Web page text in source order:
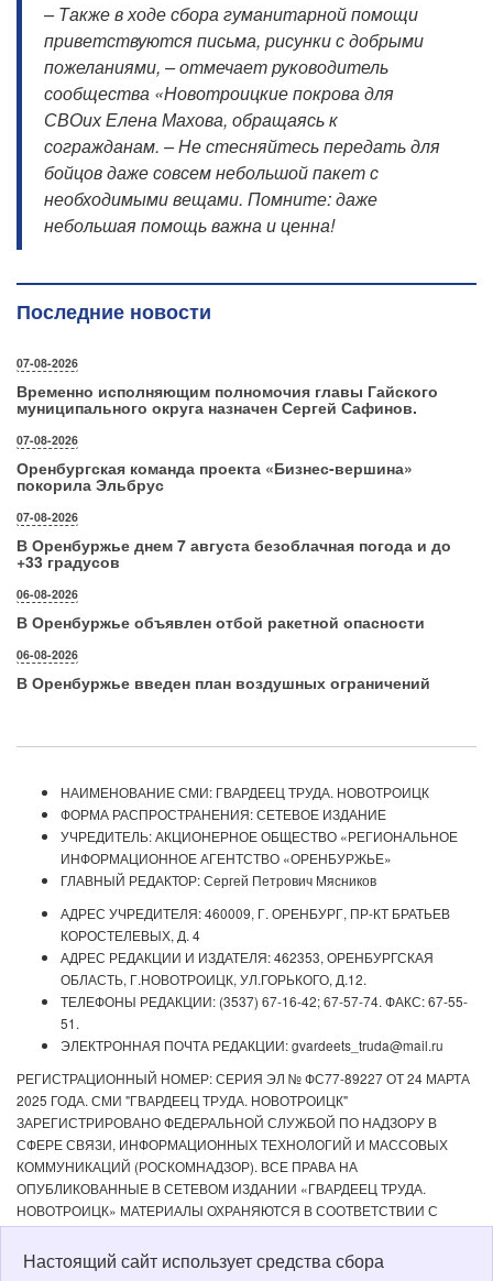
– Также в ходе сбора гуманитарной помощи
приветствуются письма, рисунки с добрыми
пожеланиями, – отмечает руководитель
сообщества «Новотроицкие покрова для
СВОих Елена Махова, обращаясь к
согражданам. – Не стесняйтесь передать для
бойцов даже совсем небольшой пакет с
необходимыми вещами. Помните: даже
небольшая помощь важна и ценна!
Последние новости
07-08-2026
Временно исполняющим полномочия главы Гайского
муниципального округа назначен Сергей Сафинов.
07-08-2026
Оренбургская команда проекта «Бизнес‑вершина»
покорила Эльбрус
07-08-2026
В Оренбуржье днем 7 августа безоблачная погода и до
+33 градусов
06-08-2026
В Оренбуржье объявлен отбой ракетной опасности
06-08-2026
В Оренбуржье введен план воздушных ограничений
НАИМЕНОВАНИЕ СМИ: ГВАРДЕЕЦ ТРУДА. НОВОТРОИЦК
ФОРМА РАСПРОСТРАНЕНИЯ: СЕТЕВОЕ ИЗДАНИЕ
УЧРЕДИТЕЛЬ: АКЦИОНЕРНОЕ ОБЩЕСТВО «РЕГИОНАЛЬНОЕ
ИНФОРМАЦИОННОЕ АГЕНТСТВО «ОРЕНБУРЖЬЕ»
ГЛАВНЫЙ РЕДАКТОР: Сергей Петрович Мясников
АДРЕС УЧРЕДИТЕЛЯ: 460009, Г. ОРЕНБУРГ, ПР-КТ БРАТЬЕВ
КОРОСТЕЛЕВЫХ, Д. 4
АДРЕС РЕДАКЦИИ И ИЗДАТЕЛЯ: 462353, ОРЕНБУРГСКАЯ
ОБЛАСТЬ, Г.НОВОТРОИЦК, УЛ.ГОРЬКОГО, Д.12.
ТЕЛЕФОНЫ РЕДАКЦИИ: (3537) 67-16-42; 67-57-74. ФАКС: 67-55-
51.
ЭЛЕКТРОННАЯ ПОЧТА РЕДАКЦИИ: gvardeets_truda@mail.ru
РЕГИСТРАЦИОННЫЙ НОМЕР: СЕРИЯ ЭЛ № ФС77-89227 ОТ 24 МАРТА
2025 ГОДА. СМИ "ГВАРДЕЕЦ ТРУДА. НОВОТРОИЦК"
ЗАРЕГИСТРИРОВАНО ФЕДЕРАЛЬНОЙ СЛУЖБОЙ ПО НАДЗОРУ В
СФЕРЕ СВЯЗИ, ИНФОРМАЦИОННЫХ ТЕХНОЛОГИЙ И МАССОВЫХ
КОММУНИКАЦИЙ (РОСКОМНАДЗОР). ВСЕ ПРАВА НА
ОПУБЛИКОВАННЫЕ В СЕТЕВОМ ИЗДАНИИ «ГВАРДЕЕЦ ТРУДА.
НОВОТРОИЦК» МАТЕРИАЛЫ ОХРАНЯЮТСЯ В СООТВЕТСТВИИ С
ЗАКОНОДАТЕЛЬСТВОМ РФ. ЛЮБОЕ ИСПОЛЬЗОВАНИЕ МАТЕРИАЛОВ
ДОПУСКАЕТСЯ ТОЛЬКО ПО СОГЛАСОВАНИЮ С РЕДАКЦИЕЙ С
ОБЯЗАТЕЛЬНОЙ АКТИВНОЙ ССЫЛКОЙ НА ИСТОЧНИК. РЕДАКЦИЯ НЕ
Настоящий сайт использует средства сбора